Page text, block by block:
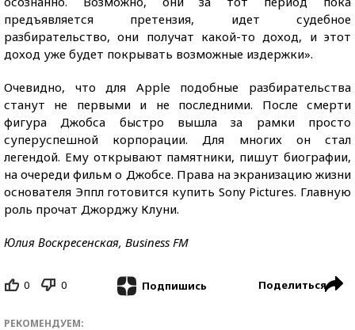
предъявляется претензия, идет судебное
разбирательство, они получат какой-то доход, и этот
доход уже будет покрывать возможные издержки».
Очевидно, что для Apple подобные разбирательства
станут не первыми и не последними. После смерти
фигура Джобса быстро вышла за рамки просто
суперуспешной корпорации. Для многих он стал
легендой. Ему открывают памятники, пишут биографии,
на очереди фильм о Джобсе. Права на экранизацию жизни
основателя Эппл готовится купить Sony Pictures. Главную
роль прочат Джорджу Клуни.
Юлия Воскресенская, Business FM
0 0 Подпишись Поделиться
РЕКОМЕНДУЕМ: